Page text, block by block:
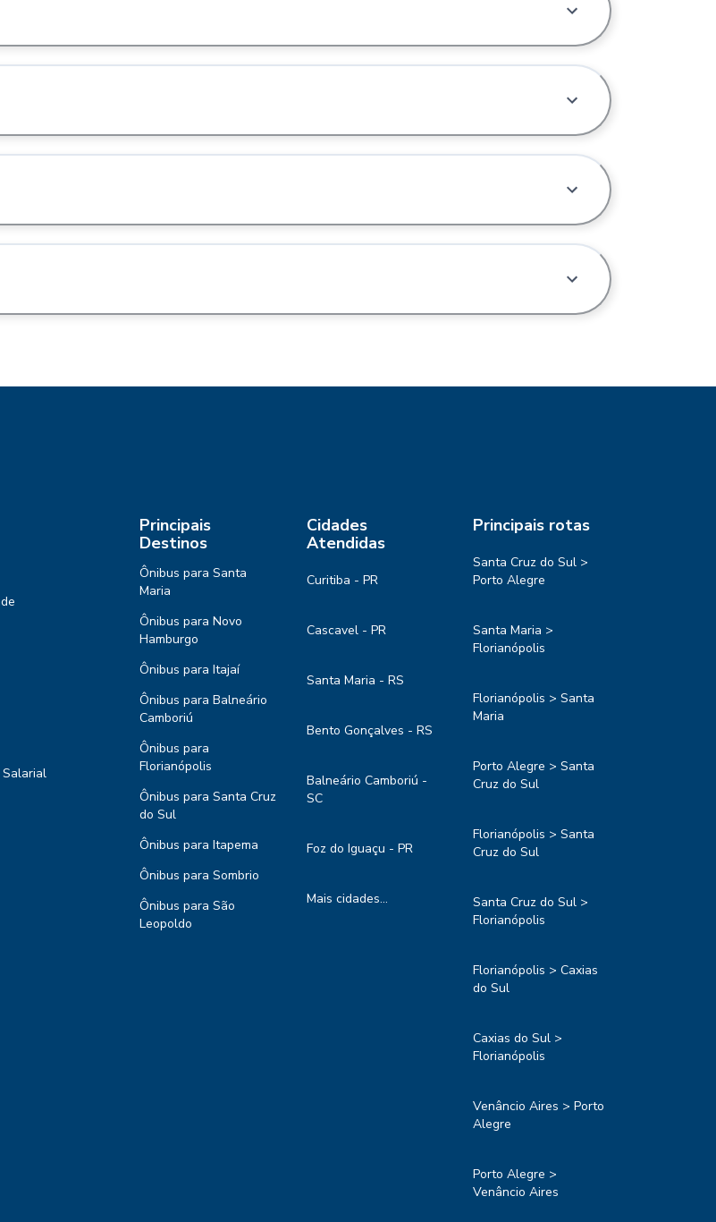
Principais
Destinos
Ônibus para Santa
Maria
Ônibus para Novo
Hamburgo
Ônibus para Itajaí
Ônibus para Balneário
Camboriú
Ônibus para
Florianópolis
Ônibus para Santa Cruz
do Sul
Ônibus para Itapema
Ônibus para Sombrio
Ônibus para São
Leopoldo
Cidades
Atendidas
Curitiba - PR
Cascavel - PR
Santa Maria - RS
Bento Gonçalves - RS
Balneário Camboriú -
SC
Foz do Iguaçu - PR
Mais cidades...
Principais rotas
Santa Cruz do Sul >
Porto Alegre
Santa Maria >
Florianópolis
Florianópolis > Santa
Maria
Porto Alegre > Santa
Cruz do Sul
Florianópolis > Santa
Cruz do Sul
Santa Cruz do Sul >
Florianópolis
Florianópolis > Caxias
do Sul
Caxias do Sul >
Florianópolis
Venâncio Aires > Porto
Alegre
Porto Alegre >
Venâncio Aires